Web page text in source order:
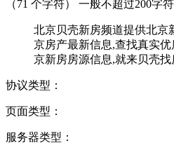
（71 个字符） 一般不超过200字符
北京贝壳新房频道提供北京
京房产最新信息,查找真实
京新房房源信息,就来贝壳找
协议类型：
页面类型：
服务器类型：